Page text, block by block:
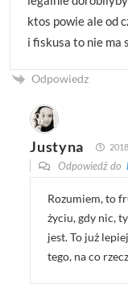
ktos powie ale od
i fiskusa to nie ma
Odpowiedz
Justyna
Odpowiedź do
Rozumiem, to
życiu, gdy nic,
jest. To już
tego, na co